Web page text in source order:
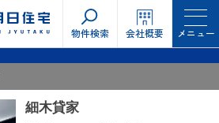
物件検索 会社概要 メニュー
細木貸家